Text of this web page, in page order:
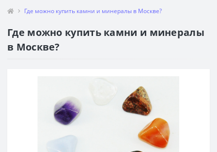
Где можно купить камни и минералы в Москве?
Где можно купить камни и минералы
в Москве?